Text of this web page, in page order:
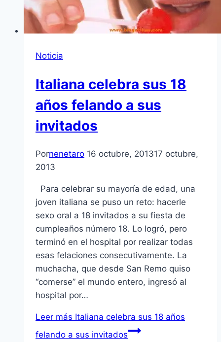
Noticia
Italiana celebra sus 18
años felando a sus
invitados
Pornenetaro 16 octubre, 201317 octubre,
2013
Para celebrar su mayoría de edad, una
joven italiana se puso un reto: hacerle
sexo oral a 18 invitados a su fiesta de
cumpleaños número 18. Lo logró, pero
terminó en el hospital por realizar todas
esas felaciones consecutivamente. La
muchacha, que desde San Remo quiso
“comerse” el mundo entero, ingresó al
hospital por…
Leer más Italiana celebra sus 18 años
felando a sus invitados